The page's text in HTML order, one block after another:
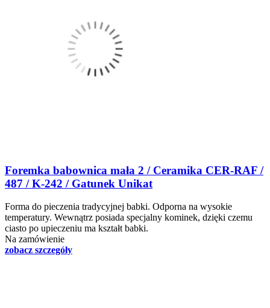
Foremka babownica mała 2 / Ceramika CER-RAF /
487 / K-242 / Gatunek Unikat
Forma do pieczenia tradycyjnej babki. Odporna na wysokie
temperatury. Wewnątrz posiada specjalny kominek, dzięki czemu
ciasto po upieczeniu ma kształt babki.
Na zamówienie
zobacz szczegóły